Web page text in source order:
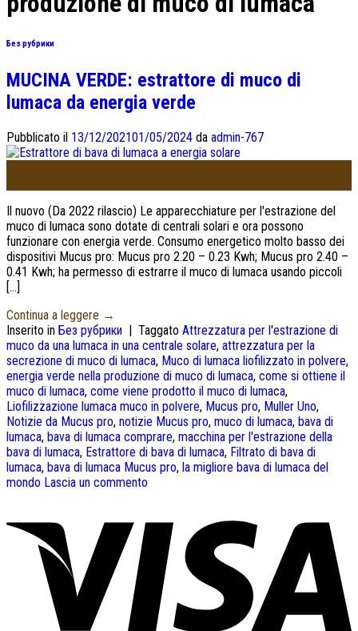
Без рубрики
MUCINA VERDE: estrattore di muco di
lumaca da energia verde
Pubblicato il 13/12/202101/05/2024 da admin-767
Il nuovo (Da 2022 rilascio) Le apparecchiature per l'estrazione del
muco di lumaca sono dotate di centrali solari e ora possono
funzionare con energia verde. Consumo energetico molto basso dei
dispositivi Mucus pro: Mucus pro 2.20 – 0.23 Kwh; Mucus pro 2.40 –
0.41 Kwh; ha permesso di estrarre il muco di lumaca usando piccoli
[…]
Continua a leggere →
Inserito in Без рубрики Taggato Attrezzatura per l'estrazione di
muco da una lumaca in una centrale solare, attrezzatura per la
secrezione di muco di lumaca, Muco di lumaca liofilizzato in polvere,
energia verde nella produzione di muco di lumaca, come si ottiene il
muco di lumaca, come viene prodotto il muco di lumaca,
Liofilizzazione lumaca muco in polvere, Mucus pro, Muller Uno,
Notizie da Mucus pro, notizie Mucus pro, muco di lumaca, bava di
lumaca, bava di lumaca comprare, macchina per l'estrazione della
bava di lumaca, Estrattore di bava di lumaca, Filtrato di bava di
lumaca, bava di lumaca Mucus pro, la migliore bava di lumaca del
mondo Lascia un commento